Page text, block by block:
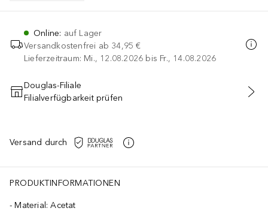
Online: auf Lager
Versandkostenfrei ab 34,95 €
Lieferzeitraum: Mi., 12.08.2026 bis Fr., 14.08.2026
IN DEN WARENKORB
Douglas-Filiale
Filialverfügbarkeit prüfen
Versand durch
PRODUKTINFORMATIONEN
Material: Acetat